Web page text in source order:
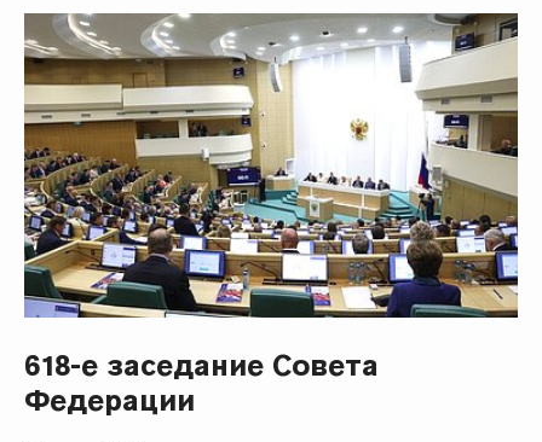
618-е заседание Совета
Федерации